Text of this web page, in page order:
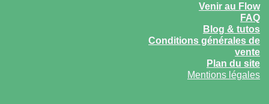
Venir au Flow
FAQ
Blog & tutos
Conditions générales de
vente
Plan du site
Mentions légales